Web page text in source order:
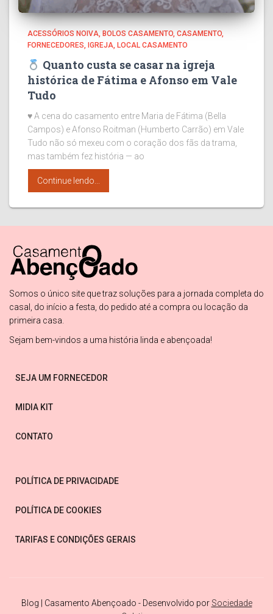
ACESSÓRIOS NOIVA BOLOS CASAMENTO CASAMENTO
FORNECEDORES
IGREJA LOCAL CASAMENTO
Quanto custa se casar na igreja
histórica de Fátima e Afonso em Vale
Tudo
♥ A cena do casamento entre Maria de Fátima (Bella
Campos) e Afonso Roitman (Humberto Carrão) em Vale
Tudo não só mexeu com o coração dos fãs da trama,
mas também fez história — ao
Continue lendo...
Somos o único site que traz soluções para a jornada completa do
casal, do início a festa, do pedido até a compra ou locação da
primeira casa.
Sejam bem-vindos a uma história linda e abençoada!
SEJA UM FORNECEDOR
MIDIA KIT
CONTATO
POLÍTICA DE PRIVACIDADE
POLÍTICA DE COOKIES
TARIFAS E CONDIÇÕES GERAIS
Blog | Casamento Abençoado - Desenvolvido por Sociedade